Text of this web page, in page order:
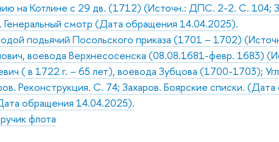
на Котлине с 29 дв. (1712) (Источн.: ДПС. 2-2. С. 104;
Генеральный смотр (Дата обращения 14.04.2025).
подьячий Посольского приказа (1701 – 1702)
воевода Верхнесосенска (08.08.1681-февр. 1683)
( в 1722 г. – 65 лет), воевода Зубцова (1700-1703);
Реконструкция. С. 74; Захаров. Боярские списки.
обращения 14.04.2025).
флота